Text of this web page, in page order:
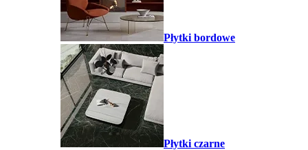
Płytki bordowe
Płytki czarne